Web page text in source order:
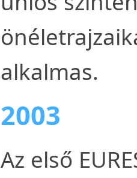
alkalmas.
2003
Az első